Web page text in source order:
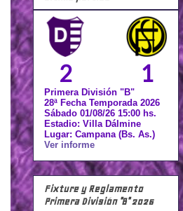
2 1
Primera División "B"
28ª Fecha Temporada 2026
Sábado 01/08/26 15:00 hs.
Estadio: Villa Dálmine
Lugar: Campana (Bs. As.)
Ver informe
Fixture y Reglamento
Primera División "B" 2026